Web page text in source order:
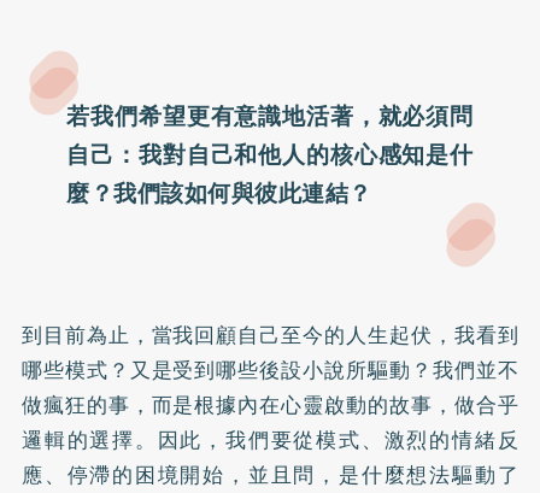
若我們希望更有意識地活著，就必須問
自己：我對自己和他人的核心感知是什
麼？我們該如何與彼此連結？
到目前為止，當我回顧自己至今的人生起伏，我看到
哪些模式？又是受到哪些後設小說所驅動？我們並不
做瘋狂的事，而是根據內在心靈啟動的故事，做合乎
邏輯的選擇。因此，我們要從模式、激烈的情緒反
應、停滯的困境開始，並且問，是什麼想法驅動了